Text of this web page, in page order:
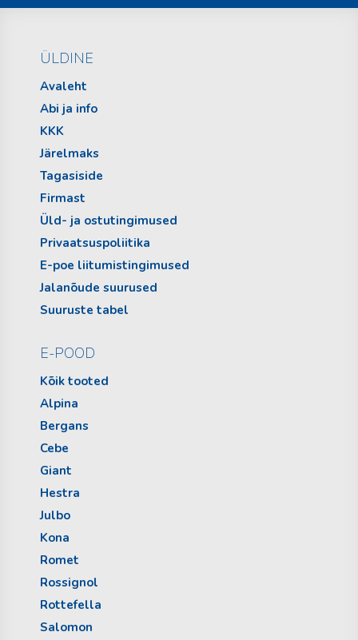
ÜLDINE
Avaleht
Abi ja info
KKK
Järelmaks
Tagasiside
Firmast
Üld- ja ostutingimused
Privaatsuspoliitika
E-poe liitumistingimused
Jalanõude suurused
Suuruste tabel
E-POOD
Kõik tooted
Alpina
Bergans
Cebe
Giant
Hestra
Julbo
Kona
Romet
Rossignol
Rottefella
Salomon